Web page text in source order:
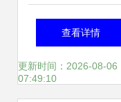
遇 娃哈哈、旺旺
地石河子，共筑
查看详情
更新时间：2026-08-06
07:49:10